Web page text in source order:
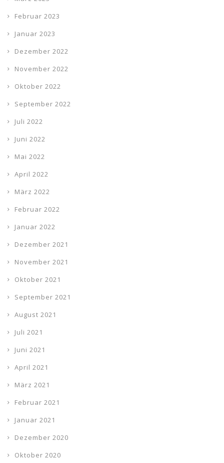
Februar 2023
Januar 2023
Dezember 2022
November 2022
Oktober 2022
September 2022
Juli 2022
Juni 2022
Mai 2022
April 2022
März 2022
Februar 2022
Januar 2022
Dezember 2021
November 2021
Oktober 2021
September 2021
August 2021
Juli 2021
Juni 2021
April 2021
März 2021
Februar 2021
Januar 2021
Dezember 2020
Oktober 2020